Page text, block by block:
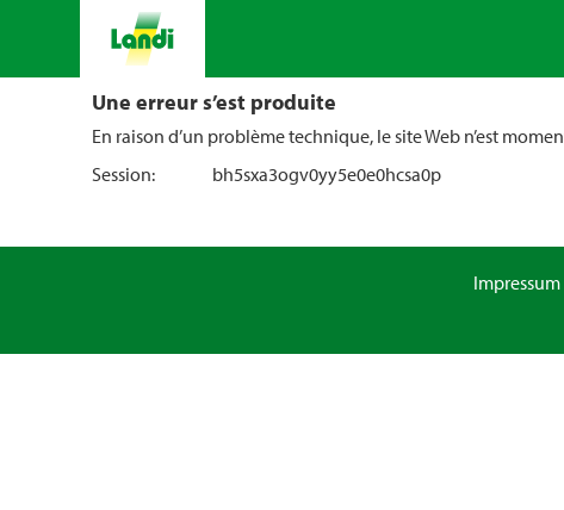
Une erreur s’est produite
En raison d’un problème technique, le site Web n’est
Session:
bh5sxa3ogv0yy5e0e0hcsa0p
Impressum